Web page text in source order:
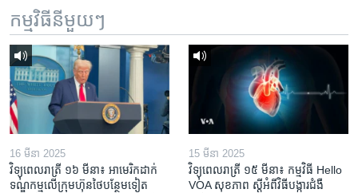
កម្មវិធី​នីមួយៗ
16 មីនា 2025
វិទ្យុពេលរាត្រី ១៦ មីនា៖ អាមេរិក​ដាក់​
ទណ្ឌកម្ម​លើ​ក្រុមហ៊ុន​ថៃ​បន្ថែម​ទៀត​
15 មីនា 2025
វិទ្យុពេលរាត្រី ១៥ មីនា៖ កម្មវិធី ​Hello
VOA សុខភាព ស្ដី​អំពី​វិធី​បង្ការ​ជំងឺ​